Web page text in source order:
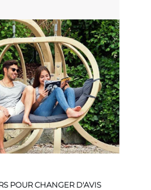
POUR CHANGER D'AVIS